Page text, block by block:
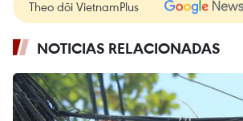
Theo dõi VietnamPlus
NOTICIAS RELACIONADAS